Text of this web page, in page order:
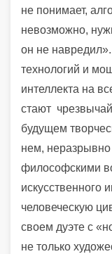
не понимает,
невозможно,
он не
технологий и
интеллекта на
стают
будущем
нем, неразрывно
философскими
искусственного
человеческую
своем дуэте с
не только